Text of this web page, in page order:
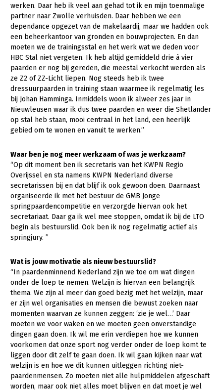
Mens, ondernemerschap en onderwijs
Internationaal
Sectoren
Dier
Biologische Landbouw
Geitenhouderij
Kalverhouderij
Konijnenhouderij
Melkveehouderij
Paardenhouderij
Pluimveehouderij
Schapenhouderij
Varkenshouderij
Vleesveehouderij
Plant
Akkerbouw
Biologische Landbouw
Bollenteelt
Bomen, vaste planten en zomerbloemen
Fruitteelt
Glastuinbouw
Paddenstoelen
Vollegrondsgroente
Multifunctionele landbouw
Multifunctioneel
Vrouw en Bedrijf
Onderwerpen
Nieuwsabonnement
Webinars
Over LTO
LTO Nederland
Mensen
Bestuur en Directie
Medewerkers
Vakgroepbestuurders
Jaarverslag 2023
Vacatures
Pers
Contact
werken. Daar heb ik veel aan gehad tot ik en mijn toenmalige
partner naar Zwolle verhuisden. Daar hebben we een
dependance opgezet van de makelaardij, maar we hadden ook
een beheerkantoor van gronden en bouwprojecten. En dan
moeten we de trainingsstal en het werk wat we deden voor
HBC Stal niet vergeten. Ik heb altijd gemiddeld drie à vier
paarden er nog bij gereden, die meestal verkocht werden als
ze Z2 of ZZ-Licht liepen. Nog steeds heb ik twee
dressuurpaarden in training staan waarmee ik regelmatig les
bij Johan Hamminga. Inmiddels woon ik alweer zes jaar in
Nieuwleusen waar ik dus twee paarden en weer die Shetlander
op stal heb staan, mooi centraal in het land, een heerlijk
gebied om te wonen en vanuit te werken.”
Waar ben je nog meer werkzaam of was je werkzaam?
“Op dit moment ben ik secretaris van het KWPN Regio
Overijssel en sta namens KWPN Nederland diverse
secretarissen bij en dat blijf ik ook gewoon doen. Daarnaast
organiseerde ik met het bestuur de GMB Jonge
springpaardencompetitie en verzorgde hiervan ook het
secretariaat. Daar ga ik wel mee stoppen, omdat ik bij de LTO
begin als bestuurslid. Ook ben ik nog regelmatig actief als
springjury. ”
Wat is jouw motivatie als nieuw bestuurslid?
“In paardenminnend Nederland zijn we toe om wat dingen
onder de loep te nemen. Welzijn is hiervan een belangrijk
thema. We zijn al meer dan goed bezig met het welzijn, maar
er zijn wel organisaties en mensen die bewust zoeken naar
momenten waarvan ze kunnen zeggen: ‘zie je wel…’ Daar
moeten we voor waken en we moeten geen onverstandige
dingen gaan doen. Ik wil me erin verdiepen hoe we kunnen
voorkomen dat onze sport nog verder onder de loep komt te
liggen door dit zelf te gaan doen. Ik wil gaan kijken naar wat
welzijn is en hoe we dit kunnen uitleggen richting niet-
paardenmensen. Zo moeten niet alle hulpmiddelen afgeschaft
worden, maar ook niet alles moet blijven en dat moet je wel